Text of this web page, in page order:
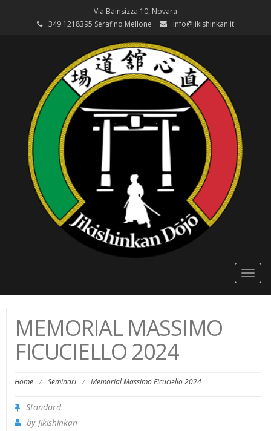
Via Bainsizza 10, Novara
349 1218395 Serafino Mellone
info@jikishinkan.it
MEMORIAL MASSIMO
FICUCIELLO 2024
Home / Seminari / Memorial Massimo Ficuciello 2024
Standard
by Jikishinkan